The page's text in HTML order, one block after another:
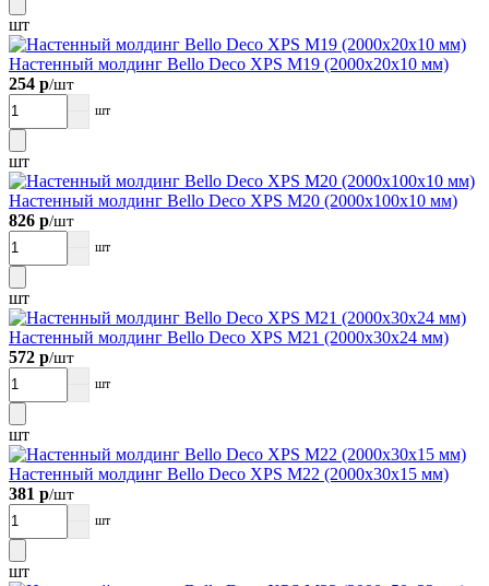
шт
Настенный молдинг Bellо Deco XPS М19 (2000х20х10 мм)
254 р/шт
шт
шт
Настенный молдинг Bellо Deco XPS М20 (2000х100х10 мм)
826 р/шт
шт
шт
Настенный молдинг Bellо Deco XPS М21 (2000х30х24 мм)
572 р/шт
шт
шт
Настенный молдинг Bellо Deco XPS М22 (2000х30х15 мм)
381 р/шт
шт
шт